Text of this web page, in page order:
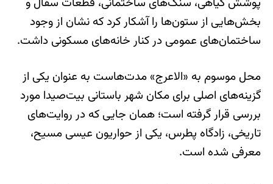
بخش‌هایی از ستون‌ها را آشکار کرد که نشان از وجود
ساختمان‌های عمومی در کنار خانه‌های مسکونی داشت.
محل موسوم به «الاعرج» مدت‌هاست به عنوان یکی از
گزینه‌های اصلی برای مکان شهر باستانی بیت‌صیدا مورد
بررسی قرار گرفته است؛ همان جایی که در روایت‌های
تاریخی، زادگاه پطرس، یکی از حواریون عیسی مسیح،
معرفی شده است.